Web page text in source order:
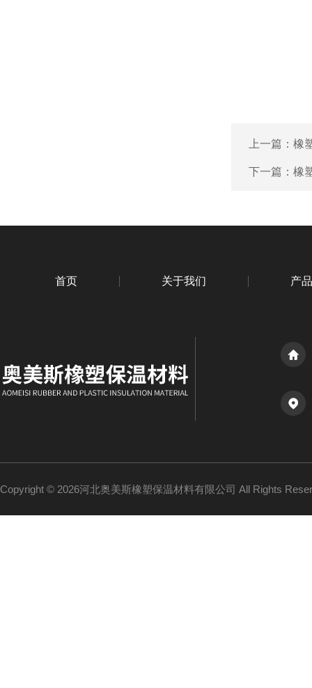
上一篇： 橡
下一篇： 橡
首页 关于我们 产
Copyright © 2026河北奥美斯橡塑保温材料有限公司 All Rights